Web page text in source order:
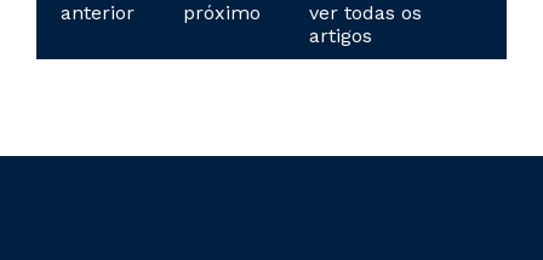
anterior próximo
ver todas os
artigos